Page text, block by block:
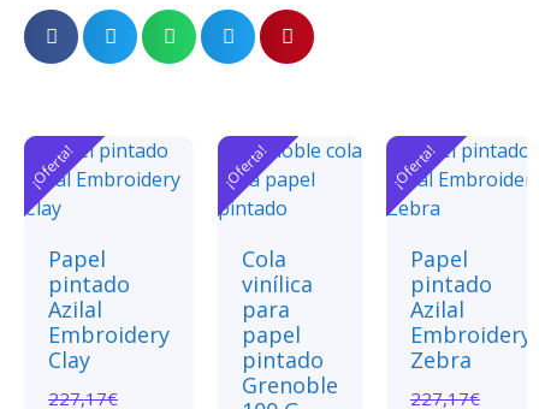
¡Oferta!
Papel
pintado
Azilal
Embroidery
Clay
227,17€
¡Oferta!
Cola
vinílica
para
papel
pintado
Grenoble
¡Oferta!
Papel
pintado
Azilal
Embroidery
Zebra
227,17€